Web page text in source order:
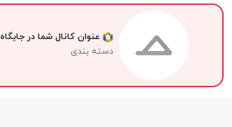
عنوان کانال شما در جایگاه VIP
دسته بندی